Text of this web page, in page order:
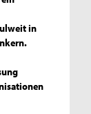
in